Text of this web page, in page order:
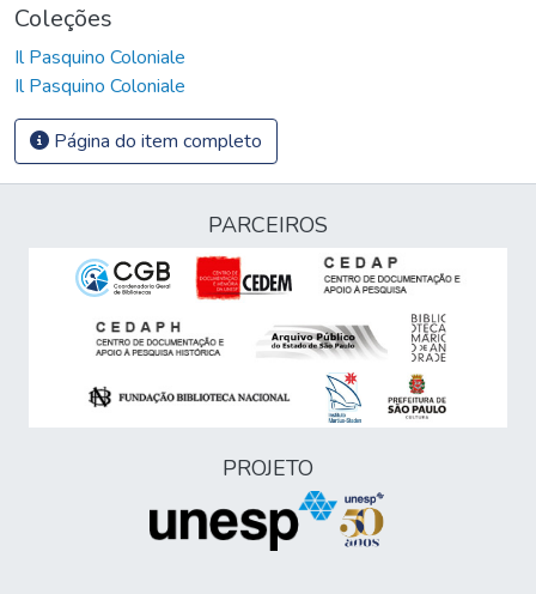
Coleções
Il Pasquino Coloniale
Il Pasquino Coloniale
Página do item completo
PARCEIROS
PROJETO